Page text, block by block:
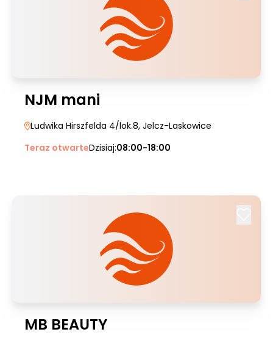
NJM mani
Ludwika Hirszfelda 4/lok.8, Jelcz-Laskowice
Teraz otwarteDzisiaj:08:00-18:00
MB BEAUTY